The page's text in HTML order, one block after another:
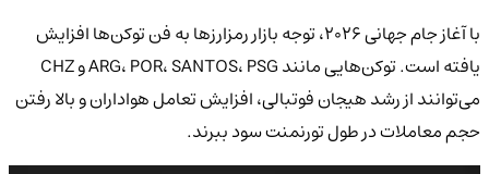
با آغاز جام جهانی ۲۰۲۶، توجه بازار رمزارزها به فن توکن‌ها افزایش
یافته است. توکن‌هایی مانند ARG، POR، SANTOS، PSG و CHZ
می‌توانند از رشد هیجان فوتبالی، افزایش تعامل هواداران و بالا رفتن
حجم معاملات در طول تورنمنت سود ببرند.